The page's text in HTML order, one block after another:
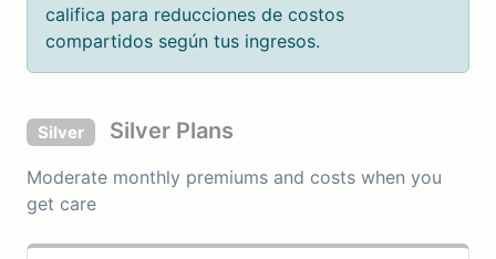
califica para reducciones de costos
compartidos según tus ingresos.
Silver Silver Plans
Moderate monthly premiums and costs when you
get care